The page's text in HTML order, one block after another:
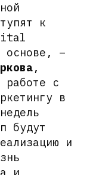
к
основе, –
,
работе с
в
будут
и